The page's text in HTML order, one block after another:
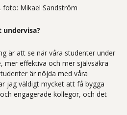
foto: Mikael Sandström
undervisa?
är att se när våra studenter under
mer effektiva och mer självsäkra
är nöjda med våra
jag väldigt mycket att få bygga
engagerade kollegor, och det